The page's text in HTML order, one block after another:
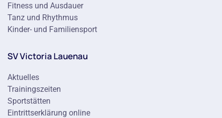
Fitness und Ausdauer
Tanz und Rhythmus
Kinder- und Familiensport
SV Victoria Lauenau
Aktuelles
Trainingszeiten
Sportstätten
Eintrittserklärung online